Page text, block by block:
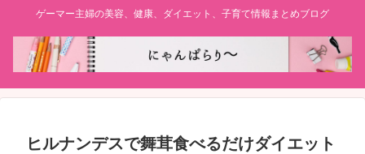
ゲーマー主婦の美容、健康、ダイエット、子育て情報まとめブログ
ヒルナンデスで舞茸食べるだけダイエット